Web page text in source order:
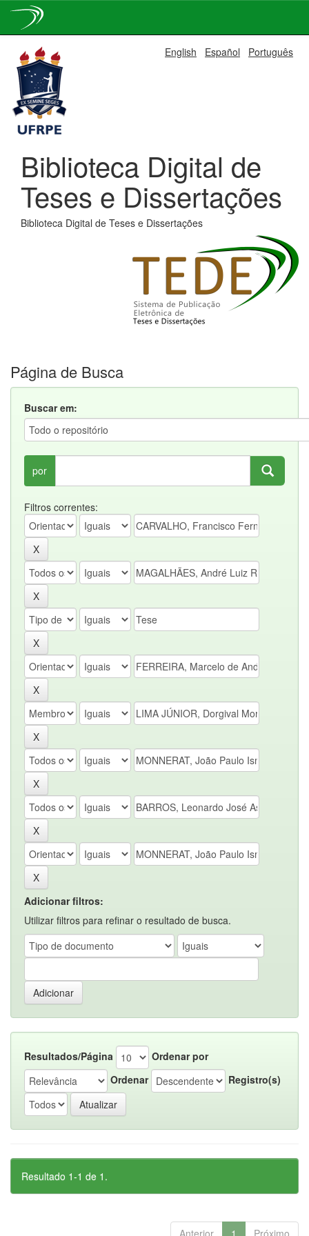
navigation
English Español Português
Biblioteca Digital de
Teses e Dissertações
Biblioteca Digital de Teses e Dissertações
Página de Busca
Buscar em:
por
Filtros correntes:
Adicionar filtros:
Utilizar filtros para refinar o resultado de busca.
Resultados/Página
Ordenar por
Ordenar
Registro(s)
Resultado 1-1 de 1.
Anterior 1 Próximo